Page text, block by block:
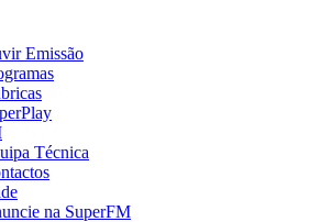
Emissão
Técnica
na SuperFM